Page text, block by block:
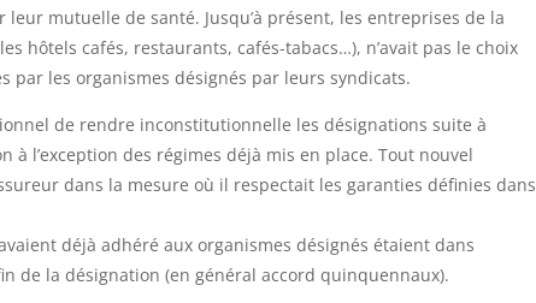
mutuelle de santé. Jusqu’à présent, les entreprises de la
hôtels cafés, restaurants, cafés-tabacs…), n’avait pas le choix
par les organismes désignés par leurs syndicats.
de rendre inconstitutionnelle les désignations suite à
à l’exception des régimes déjà mis en place. Tout nouvel
dans la mesure où il respectait les garanties définies dans
déjà adhéré aux organismes désignés étaient dans
de la désignation (en général accord quinquennaux).